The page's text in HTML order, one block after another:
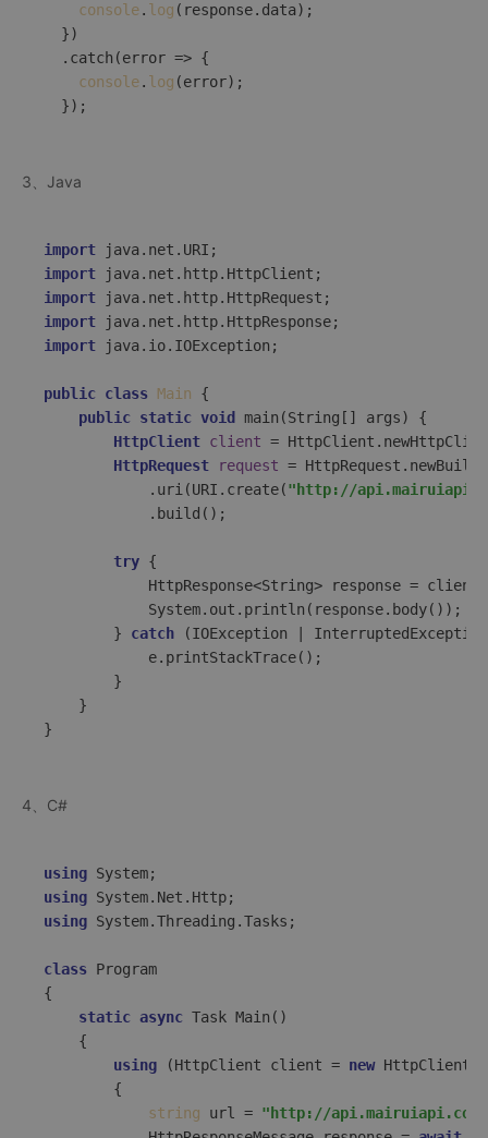
console. log (response.data);
  })
  .catch(
error => {
console. log (error);
3、Java
import
import
import
import
import java.io.IOException;
public class Main {
public static void main (String[] args)
{
HttpClient client =
HttpRequest
request =
            .uri(URI.create(
"http://
            .build();
try {
HttpResponse<String> response =
            System.out.println(response.body());
        }
catch (IOException |
            e.printStackTrace();
        }
    }
4、C#
using
using
using System.Threading.Tasks;
class Program
{
static async Task Main ()
    {
using (HttpClient client = new
        {
string url = "http://api.mairuiapi.com/